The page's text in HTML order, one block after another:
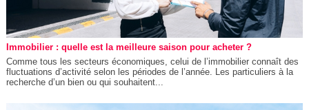
Immobilier : quelle est la meilleure saison pour acheter ?
Comme tous les secteurs économiques, celui de l’immobilier connaît des
fluctuations d’activité selon les périodes de l’année. Les particuliers à la
recherche d’un bien ou qui souhaitent...